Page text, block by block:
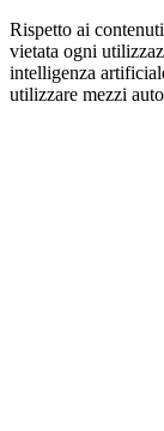
Rispetto ai
vietata ogni
intelligenza
utilizzare mezzi